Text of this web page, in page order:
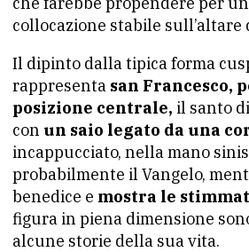
collocazione stabile sull’altare
Il dipinto dalla tipica forma
rappresenta san Francesco,
posizione centrale, il santo
con un saio legato da una
incappucciato, nella mano
probabilmente il Vangelo,
benedice e mostra le
figura in piena dimensione
alcune storie della sua vita.